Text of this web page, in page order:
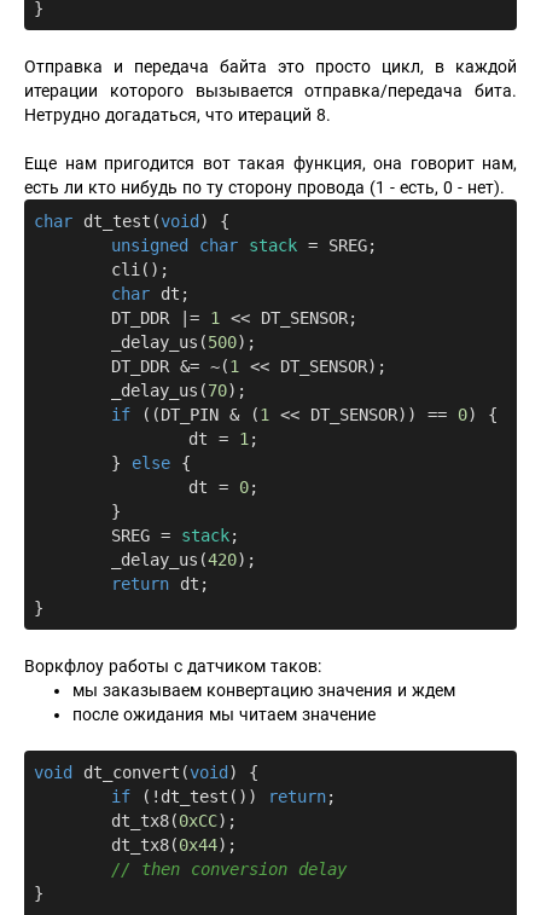
Отправка и передача байта это просто цикл, в каждой
итерации которого вызывается отправка/передача бита.
Нетрудно догадаться, что итераций 8.
Еще нам пригодится вот такая функция, она говорит нам,
есть ли кто нибудь по ту сторону провода (1 - есть, 0 - нет).
char
dt_test (void )
{
unsigned
char stack = SREG;
char dt;
	DT_DDR |=
1
<< DT_SENSOR;
	_delay_us(
500);
	DT_DDR &= ~(
1
<< DT_SENSOR);
	_delay_us(
70);
if ((DT_PIN & (1 << DT_SENSOR)) == 0) {
		dt =
1 ;
	}
else {
		dt =
0;
	SREG =
stack;
	_delay_us(
420);
return dt;
Воркфлоу работы с датчиком таков:
мы заказываем конвертацию значения и ждем
после ожидания мы читаем значение
void dt_convert (void )
{
if (!dt_test()) return;
	dt_tx8(
0xCC);
	dt_tx8(
0x44);
// then conversion delay
}